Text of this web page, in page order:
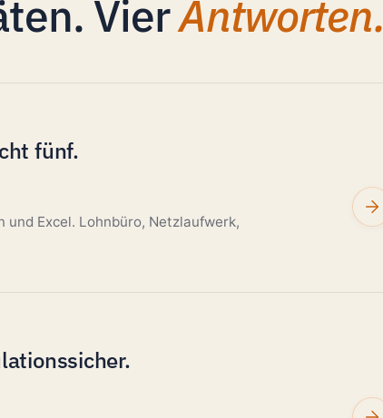
VierAntworten.
fünf.
und Excel. Lohnbüro, Netzlaufwerk,